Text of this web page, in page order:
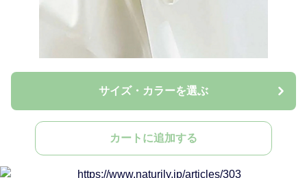
サイズ・カラーを選ぶ
カートに追加する